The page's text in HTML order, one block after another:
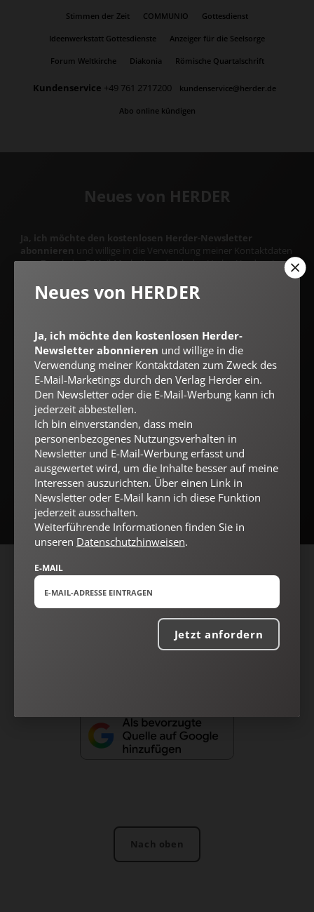
Stimmen der Zeit COMMUNIO Gottesdienst
Ideenwerkstatt Gottesdienste Anzeiger für die Seelsorge
Forum Weltkirche Diakonia Römische Quartalschrift
Kundenservice +49 761 2717200 kundenservice@herder.de
Abo online kündigen
Neues von HERDER
Ja, ich möchte den kostenlosen Herder-Newsletter
abonnieren und willige in die Verwendung meiner Kontaktdaten
zum Zweck des E-Mail-Marketings durch den Verlag Herder ein.
abbestellen.
Ich bin einverstanden, dass mein personenbezogenes
Interessen auszurichten. Über einen Link in Newsletter oder E-
Mail kann ich diese Funktion jederzeit ausschalten.
Weiterführende Informationen finden Sie in unseren
Datenschutzhinweisen.
E-MAIL
Jetzt anmelden
AGB und Widerrufsbelehrung Datenschutz Barrierefreiheit
Impressum
Abo online kündigen
Nach oben
Neues von HERDER
Ja, ich möchte den kostenlosen Herder-
Newsletter abonnieren und willige in die
Verwendung meiner Kontaktdaten zum Zweck des
E-Mail-Marketings durch den Verlag Herder ein.
Den Newsletter oder die E-Mail-Werbung kann ich
jederzeit abbestellen.
Ich bin einverstanden, dass mein
personenbezogenes Nutzungsverhalten in
Newsletter und E-Mail-Werbung erfasst und
ausgewertet wird, um die Inhalte besser auf meine
Interessen auszurichten. Über einen Link in
Newsletter oder E-Mail kann ich diese Funktion
jederzeit ausschalten.
Weiterführende Informationen finden Sie in
unseren Datenschutzhinweisen.
E-MAIL
Jetzt anfordern